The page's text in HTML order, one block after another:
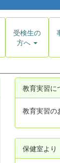
受検生の
方へ
教育実習に
教育実習の
保健室より